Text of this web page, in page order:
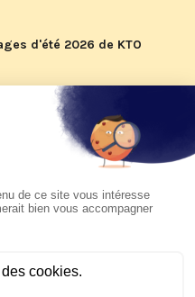
d'été 2026 de KTO
du pape Léon
à suivre sur KTO le
Uruguay, Argentine et